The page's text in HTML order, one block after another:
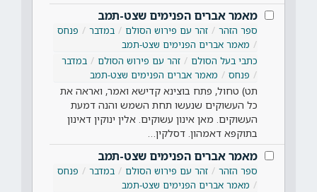
מאמר אברים הפנימים שצט-תמב
ספר הזהר זהר עם פירוש הסולם במדבר
פנחס
מאמר אברים הפנימים שצט-תמב
כתבי בעל הסולם
זהר עם פירוש הסולם
במדבר
פנחס
מאמר אברים הפנימים שצט-תמב
תט) טחול, פתח בוצינא קדישא ואמר, ואראה את
כל העשוקים שנעשו תחת השמש והנה דמעת
העשוקים. מאן אינון עשוקים. אלין ינוקין דאינון
בתוקפא דאמהון. דסלקין…
מאמר אברים הפנימים שצט-תמב
ספר הזהר זהר עם פירוש הסולם במדבר
פנחס
מאמר אברים הפנימים שצט-תמב